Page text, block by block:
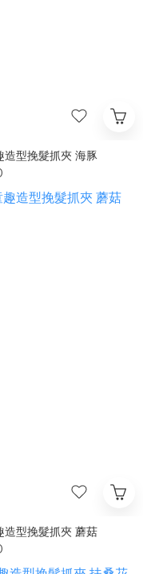
型挽髮抓夾 海豚
型挽髮抓夾 蘑菇